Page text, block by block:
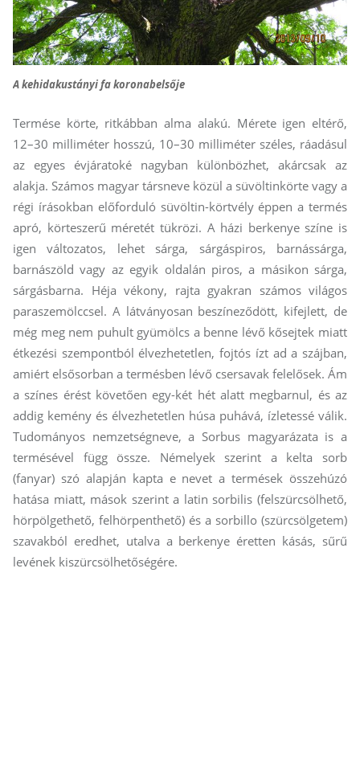
A kehidakustányi fa koronabelsője
Termése körte, ritkábban alma alakú. Mérete igen eltérő,
12–30 milliméter hosszú, 10–30 milliméter széles, ráadásul
az egyes évjáratoké nagyban különbözhet, akárcsak az
alakja. Számos magyar társneve közül a süvöltinkörte vagy a
régi írásokban előforduló süvöltin-körtvély éppen a termés
apró, körteszerű méretét tükrözi. A házi berkenye színe is
igen változatos, lehet sárga, sárgáspiros, barnássárga,
barnászöld vagy az egyik oldalán piros, a másikon sárga,
sárgásbarna. Héja vékony, rajta gyakran számos világos
para­szem­ölccsel. A látványosan beszíneződött, kifejlett, de
még meg nem puhult gyümölcs a benne lévő kősejtek miatt
étkezési szempontból élvezhetetlen, fojtós ízt ad a szájban,
amiért elsősorban a termésben lévő csersavak felelősek. Ám
a színes érést követően egy-két hét alatt megbarnul, és az
addig kemény és élvezhetetlen húsa puhává, ízletessé válik.
Tudományos nemzetségneve, a Sorbus magyarázata is a
termésével függ össze. Némelyek szerint a kelta sorb
(fanyar) szó alapján kapta e nevet a termések összehúzó
hatása miatt, mások szerint a latin sorbilis (felszürcsölhető,
hörpölgethető, felhörpenthető) és a sorbillo (szürcsölgetem)
szavakból eredhet, utalva a berkenye éretten kásás, sűrű
levének kiszürcsölhetőségére.